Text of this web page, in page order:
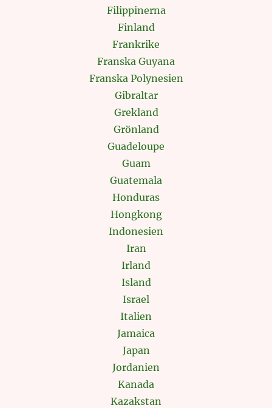
Filippinerna
Finland
Frankrike
Franska Guyana
Franska Polynesien
Gibraltar
Grekland
Grönland
Guadeloupe
Guam
Guatemala
Honduras
Hongkong
Indonesien
Iran
Irland
Island
Israel
Italien
Jamaica
Japan
Jordanien
Kanada
Kazakstan